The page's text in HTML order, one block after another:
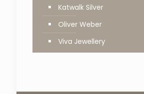
Katwalk Silver
Oliver Weber
Viva Jewellery